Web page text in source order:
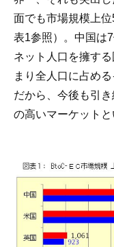
面でも市場規模上
表1参照）。中国は
ネット人口を擁す
まり全人口に占め
だから、今後も引
の高いマーケットと